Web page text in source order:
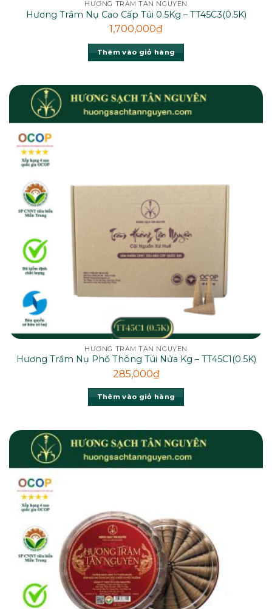
HƯƠNG TRẦM TÂN NGUYÊN
Hương Trầm Nụ Cao Cấp Túi 0.5Kg – TT45C3(0.5K)
1,700,000₫
Thêm vào giỏ hàng
HƯƠNG TRẦM TÂN NGUYÊN
Hương Trầm Nụ Phổ Thông Túi Nửa Kg – TT45C1(0.5K)
285,000₫
Thêm vào giỏ hàng